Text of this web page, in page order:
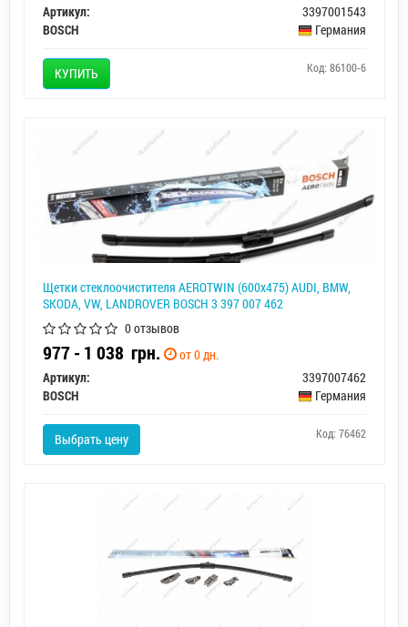
Артикул:
3397001543
BOSCH
Германия
КУПИТЬ Код: 86100-6
Щетки стеклоочистителя AEROTWIN (600х475) AUDI, BMW,
SKODA, VW, LANDROVER BOSCH 3 397 007 462
0 отзывов
977 - 1 038 грн.
от 0 дн.
Артикул:
3397007462
BOSCH
Германия
Выбрать цену Код: 76462